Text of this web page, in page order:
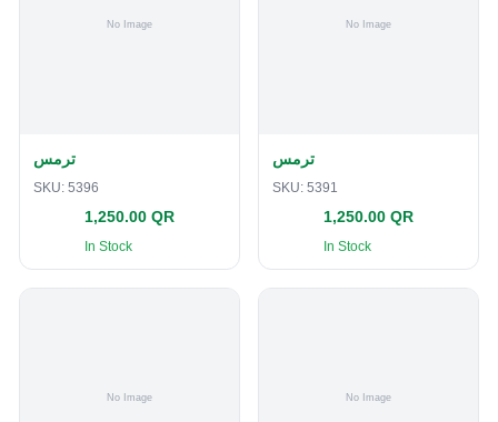
ترمس
SKU: 5396
1,250.00 QR
In Stock
ترمس
SKU: 5391
1,250.00 QR
In Stock